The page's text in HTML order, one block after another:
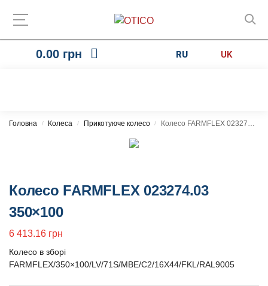
0.00 грн RU UK
Головна / Колеса / Прикотуюче колесо / Колесо FARMFLEX 023274.03 350×100
Колесо FARMFLEX 023274.03
350×100
6 413.16 грн
Колесо в зборі
FARMFLEX/350×100/LV/71S/MBE/C2/16X44/FKL/RAL9005